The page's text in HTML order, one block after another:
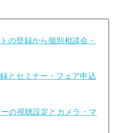
の登録から個別相談会・
とセミナー・フェア申込
の視聴設定とカメラ・マ